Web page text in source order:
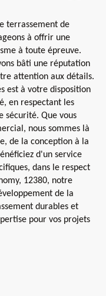
terrassement de
à offrir une
à toute épreuve.
bâti une réputation
attention aux détails.
est à votre disposition
en respectant les
sécurité. Que vous
nous sommes là
de la conception à la
d'un service
dans le respect
12380, notre
de la
durables et
pour vos projets